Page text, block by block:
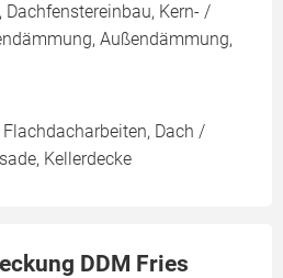
Kern- /
Außendämmung,
Dach /
Kellerdecke
DDM Fries